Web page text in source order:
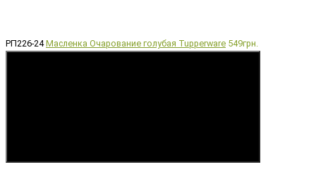
РП226-24 Масленка Очарование голубая Tupperware 549грн.